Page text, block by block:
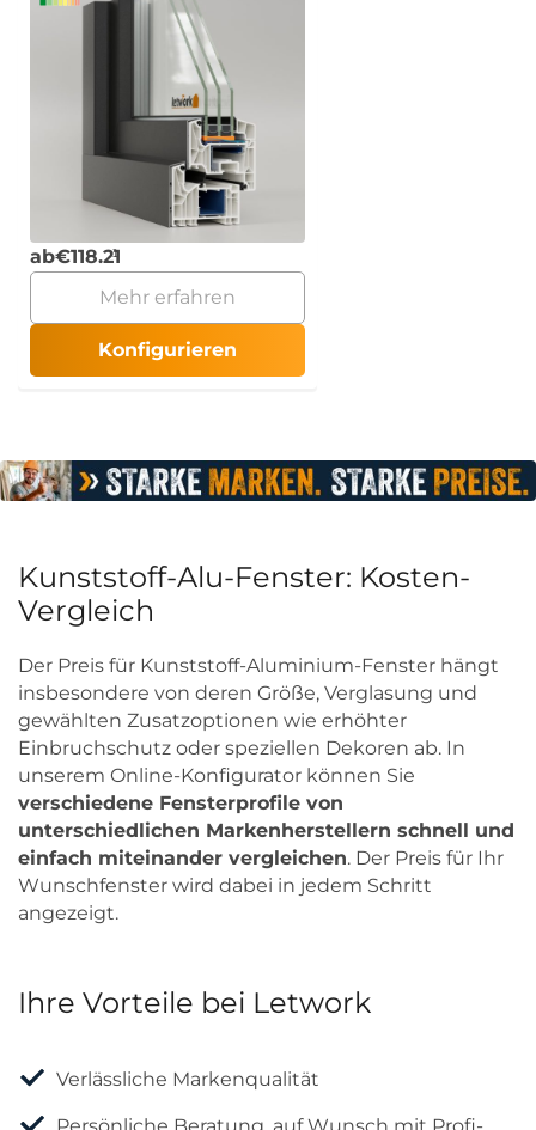
ab€118.21
Mehr erfahren
Konfigurieren
Kunststoff-Alu-Fenster: Kosten-
Vergleich
Der Preis für Kunststoff-Aluminium-Fenster hängt
insbesondere von deren Größe, Verglasung und
gewählten Zusatzoptionen wie erhöhter
Einbruchschutz oder speziellen Dekoren ab. In
unserem Online-Konfigurator können Sie
verschiedene Fensterprofile von
unterschiedlichen Markenherstellern schnell und
einfach miteinander vergleichen. Der Preis für Ihr
Wunschfenster wird dabei in jedem Schritt
angezeigt.
Ihre Vorteile bei Letwork
Verlässliche Markenqualität